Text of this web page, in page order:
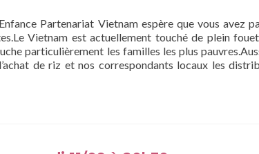
Partenariat Vietnam espère que vous avez
Vietnam est actuellement touché de plein
particulièrement les familles les plus
de riz et nos correspondants locaux les